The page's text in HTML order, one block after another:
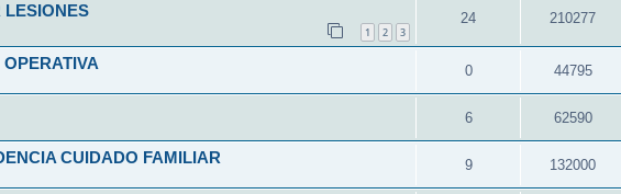
LESIONES
1 2 3
24 210277
0 44795
6 62590
CUIDADO FAMILIAR 9 132000